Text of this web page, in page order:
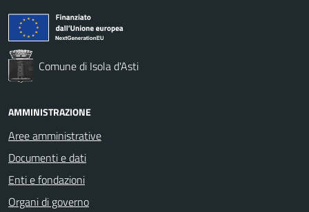
Comune di Isola d'Asti
AMMINISTRAZIONE
Aree amministrative
Documenti e dati
Enti e fondazioni
Organi di governo